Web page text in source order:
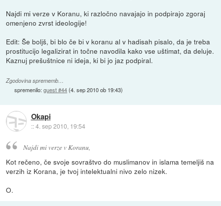
Najdi mi verze v Koranu, ki razločno navajajo in podpirajo zgoraj
omenjeno zvrst ideologije!
Edit: Še boljš, bi blo če bi v koranu al v hadisah pisalo, da je treba
prostitucijo legalizirat in točne navodila kako vse uštimat, da deluje.
Kaznuj prešuštnice ni ideja, ki bi jo jaz podpiral.
Zgodovina sprememb…
spremenilo:guest #44(4. sep 2010 ob 19:43)
Okapi
::4. sep 2010, 19:54
Najdi mi verze v Koranu,
Kot rečeno, če svoje sovraštvo do muslimanov in islama temeljiš na
verzih iz Korana, je tvoj intelektualni nivo zelo nizek.
O.